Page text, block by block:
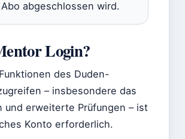
abgeschlossen wird.
Login?
des Duden-
– insbesondere das
und erweiterte Prüfungen – ist
Konto erforderlich.